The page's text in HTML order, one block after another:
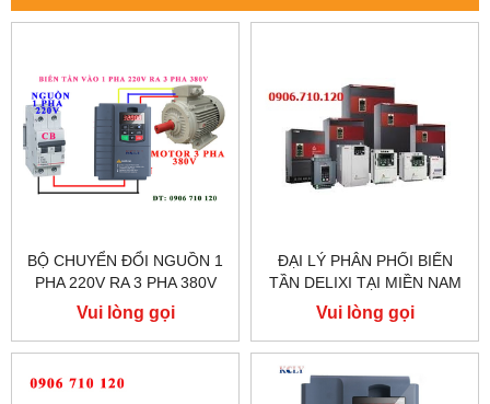
BỘ CHUYỂN ĐỔI NGUỒN 1
PHA 220V RA 3 PHA 380V
CHO MÁY CỬA BÀN TRƯỢT
Vui lòng gọi
ĐẠI LÝ PHÂN PHỐI BIẾN
TẦN DELIXI TẠI MIỀN NAM
Vui lòng gọi